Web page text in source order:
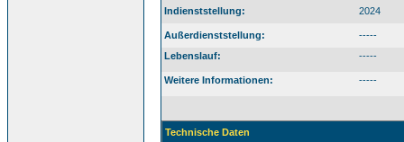
Indienststellung: 2024
Außerdienststellung:
-----
Lebenslauf:
-----
Weitere Informationen: -----
Technische Daten